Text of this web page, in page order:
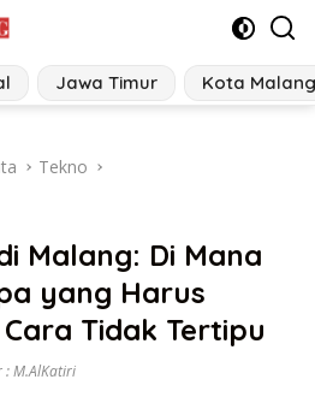
Jawa Timur Kota Malang
Tekno
Malang: Di Mana
yang Harus
Tidak Tertipu
: M.AlKatiri